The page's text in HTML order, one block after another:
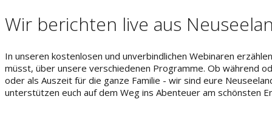
Wir berichten live aus
In unseren kostenlosen und unverbindlichen Webinaren
müsst, über unsere verschiedenen Programme. Ob während
oder als Auszeit für die ganze Familie - wir sind eure
unterstützen euch auf dem Weg ins Abenteuer am schönsten